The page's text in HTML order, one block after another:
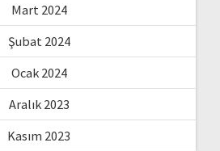
Mart 2024
Şubat 2024
Ocak 2024
Aralık 2023
Kasım 2023